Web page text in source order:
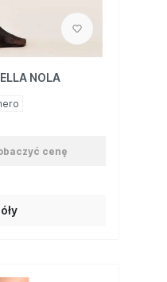
NOLA
cenę